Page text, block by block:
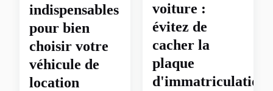
indispensables
pour bien
choisir votre
véhicule de
location
voiture :
évitez de
cacher la
plaque
d'immatriculation